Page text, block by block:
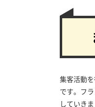
集客活動
です。フ
していきま